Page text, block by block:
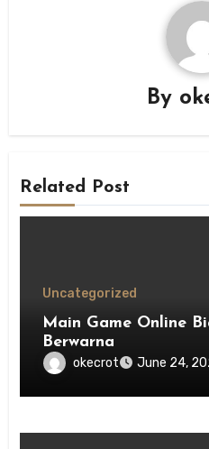
By
Related Post
Uncategorized
Main Game Online
Berwarna
okecrot June 24,